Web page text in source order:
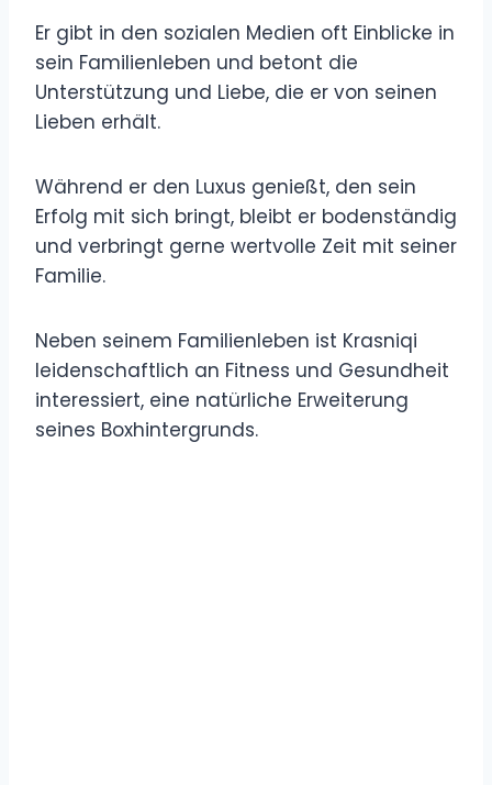
Er gibt in den sozialen Medien oft Einblicke in
sein Familienleben und betont die
Unterstützung und Liebe, die er von seinen
Lieben erhält.
Während er den Luxus genießt, den sein
Erfolg mit sich bringt, bleibt er bodenständig
und verbringt gerne wertvolle Zeit mit seiner
Familie.
Neben seinem Familienleben ist Krasniqi
leidenschaftlich an Fitness und Gesundheit
interessiert, eine natürliche Erweiterung
seines Boxhintergrunds.